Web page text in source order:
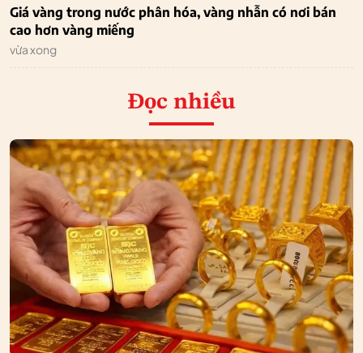
Giá vàng trong nước phân hóa, vàng nhẫn có nơi bán
cao hơn vàng miếng
vừa xong
Đọc nhiều